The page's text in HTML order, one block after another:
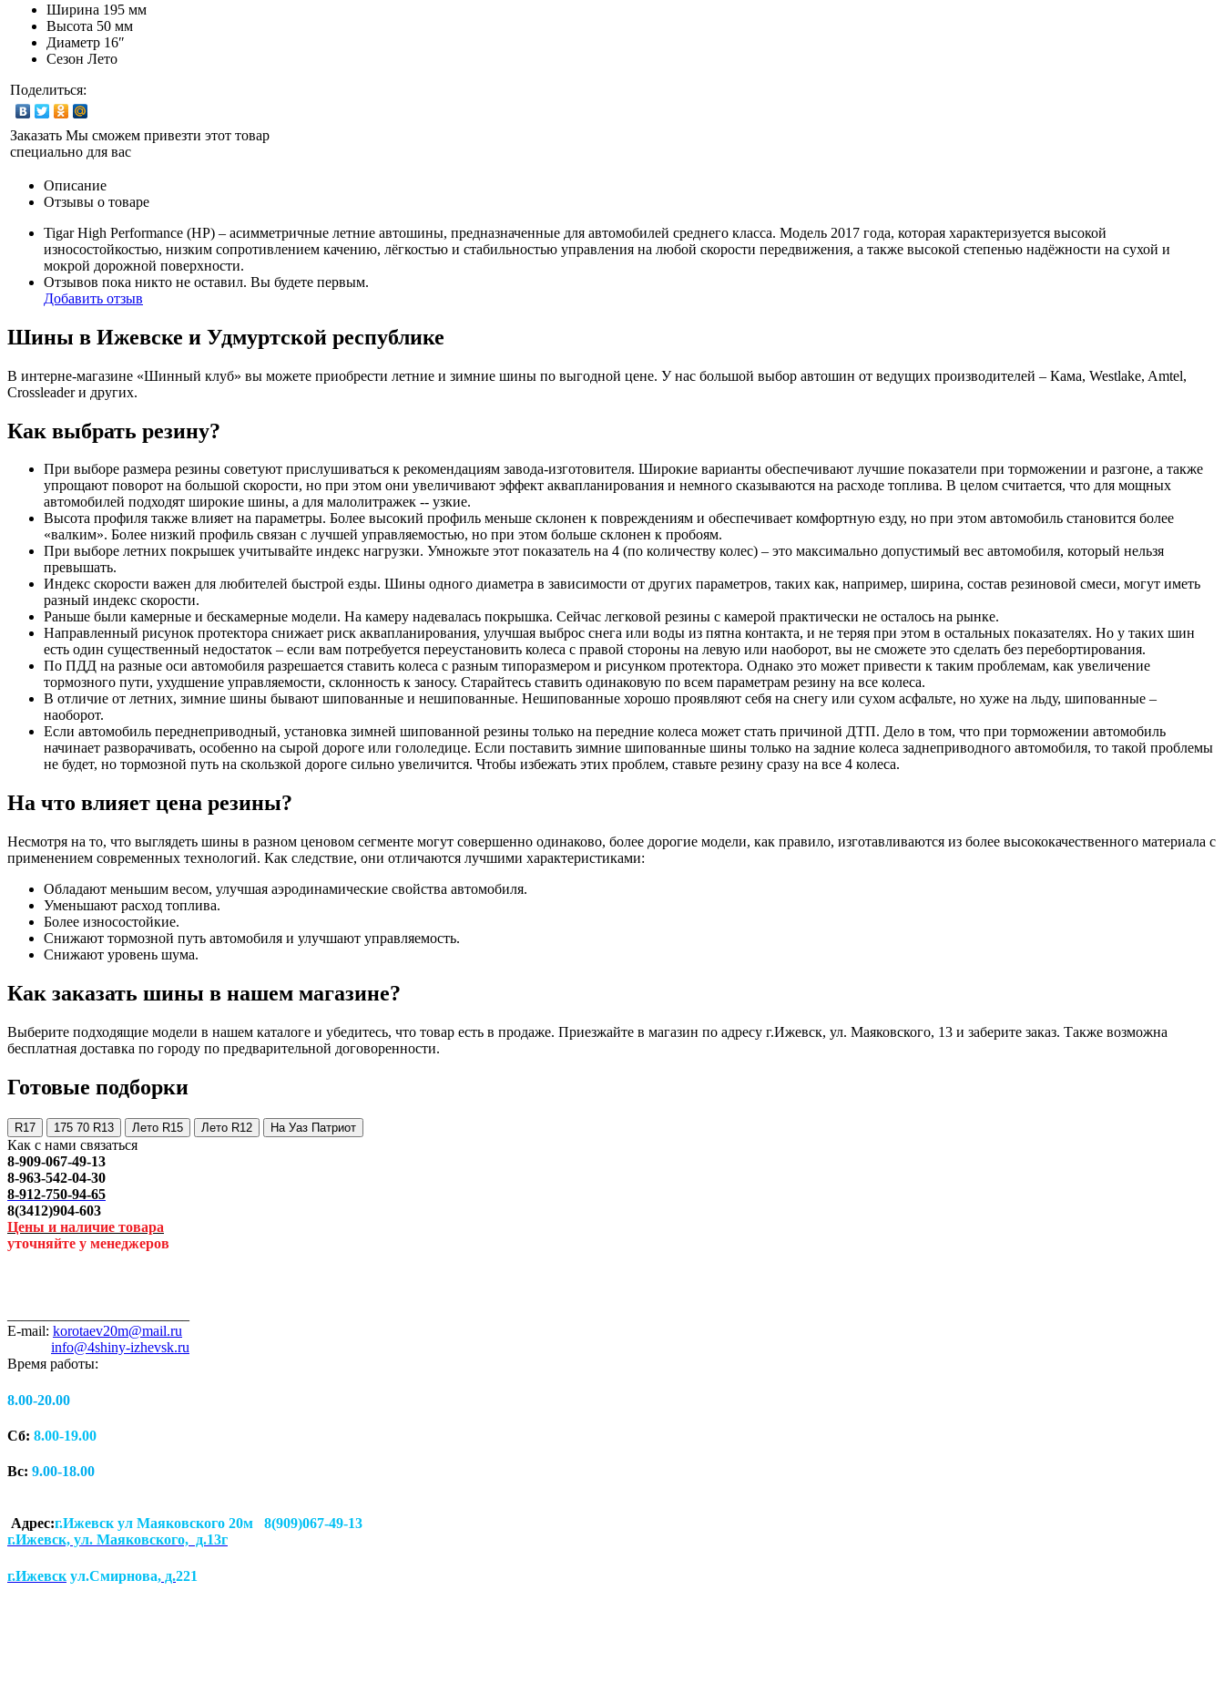
Ширина 195 мм
Высота 50 мм
Диаметр 16″
Сезон Лето
Поделиться:
Заказать Мы сможем привезти этот товар
специально для вас
Описание
Отзывы о товаре
Tigar High Performance (HP) – асимметричные летние автошины, предназначенные для автомобилей среднего класса. Модель 2017 года, которая характеризуется высокой
износостойкостью, низким сопротивлением качению, лёгкостью и стабильностью управления на любой скорости передвижения, а также высокой степенью надёжности на сухой и
мокрой дорожной поверхности.
Отзывов пока никто не оставил. Вы будете первым.
Добавить отзыв
Шины в Ижевске и Удмуртской республике
В интерне-магазине «Шинный клуб» вы можете приобрести летние и зимние шины по выгодной цене. У нас большой выбор автошин от ведущих производителей – Кама, Westlake, Amtel,
Crossleader и других.
Как выбрать резину?
При выборе размера резины советуют прислушиваться к рекомендациям завода-изготовителя. Широкие варианты обеспечивают лучшие показатели при торможении и разгоне, а также
упрощают поворот на большой скорости, но при этом они увеличивают эффект аквапланирования и немного сказываются на расходе топлива. В целом считается, что для мощных
автомобилей подходят широкие шины, а для малолитражек -- узкие.
Высота профиля также влияет на параметры. Более высокий профиль меньше склонен к повреждениям и обеспечивает комфортную езду, но при этом автомобиль становится более
«валким». Более низкий профиль связан с лучшей управляемостью, но при этом больше склонен к пробоям.
При выборе летних покрышек учитывайте индекс нагрузки. Умножьте этот показатель на 4 (по количеству колес) – это максимально допустимый вес автомобиля, который нельзя
превышать.
Индекс скорости важен для любителей быстрой езды. Шины одного диаметра в зависимости от других параметров, таких как, например, ширина, состав резиновой смеси, могут иметь
разный индекс скорости.
Раньше были камерные и бескамерные модели. На камеру надевалась покрышка. Сейчас легковой резины с камерой практически не осталось на рынке.
Направленный рисунок протектора снижает риск аквапланирования, улучшая выброс снега или воды из пятна контакта, и не теряя при этом в остальных показателях. Но у таких шин
есть один существенный недостаток – если вам потребуется переустановить колеса с правой стороны на левую или наоборот, вы не сможете это сделать без перебортирования.
По ПДД на разные оси автомобиля разрешается ставить колеса с разным типоразмером и рисунком протектора. Однако это может привести к таким проблемам, как увеличение
тормозного пути, ухудшение управляемости, склонность к заносу. Старайтесь ставить одинаковую по всем параметрам резину на все колеса.
В отличие от летних, зимние шины бывают шипованные и нешипованные. Нешипованные хорошо проявляют себя на снегу или сухом асфальте, но хуже на льду, шипованные –
наоборот.
Если автомобиль переднеприводный, установка зимней шипованной резины только на передние колеса может стать причиной ДТП. Дело в том, что при торможении автомобиль
начинает разворачивать, особенно на сырой дороге или гололедице. Если поставить зимние шипованные шины только на задние колеса заднеприводного автомобиля, то такой проблемы
не будет, но тормозной путь на скользкой дороге сильно увеличится. Чтобы избежать этих проблем, ставьте резину сразу на все 4 колеса.
На что влияет цена резины?
Несмотря на то, что выглядеть шины в разном ценовом сегменте могут совершенно одинаково, более дорогие модели, как правило, изготавливаются из более высококачественного материала с
применением современных технологий. Как следствие, они отличаются лучшими характеристиками:
Обладают меньшим весом, улучшая аэродинамические свойства автомобиля.
Уменьшают расход топлива.
Более износостойкие.
Снижают тормозной путь автомобиля и улучшают управляемость.
Снижают уровень шума.
Как заказать шины в нашем магазине?
Выберите подходящие модели в нашем каталоге и убедитесь, что товар есть в продаже. Приезжайте в магазин по адресу г.Ижевск, ул. Маяковского, 13 и заберите заказ. Также возможна
бесплатная доставка по городу по предварительной договоренности.
Готовые подборки
R17 175 70 R13 Лето R15 Лето R12 На Уаз Патриот
Как с нами связаться
8-909-067-49-13
8-963-542-04-30
8-912-750-94-65
8(3412)904-603
Цены и наличие товара
уточняйте у менеджеров
E-mail: korotaev20m@mail.ru
info@4shiny-izhevsk.ru
Время работы:
8.00-20.00
Сб: 8.00-19.00
Вс: 9.00-18.00
Адрес:г.Ижевск ул Маяковского 20м 8(909)067-49-13
г.Ижевск, ул. Маяковского, д.13г
г.Ижевск ул.Смирнова, д.221